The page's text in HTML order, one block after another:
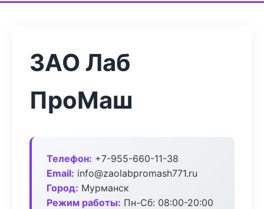
ЗАО Лаб
ПроМаш
Телефон: +7-955-660-11-38
Email: info@zaolabpromash771.ru
Город: Мурманск
Режим работы: Пн-Сб: 08:00-20:00